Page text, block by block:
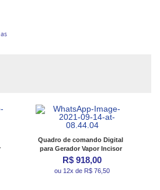
Quadro de comando Digital
para Gerador Vapor Incisor
R$ 918,00
ou 12x de R$ 76,50